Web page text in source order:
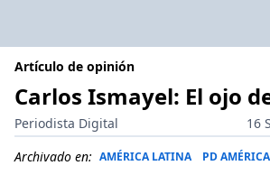
Artículo de opinión
Carlos Ismayel: El ojo
Periodista Digital
16
Archivado en: AMÉRICA LATINA PD AMÉRICA